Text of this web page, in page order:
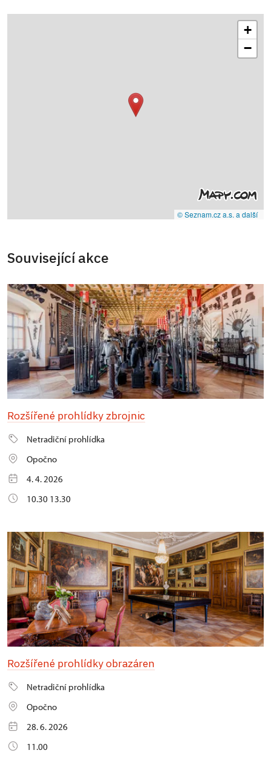
+
−
© Seznam.cz a.s. a další
Související akce
Rozšířené prohlídky zbrojnic
Netradiční prohlídka
Opočno
4. 4. 2026
10.30 13.30
Rozšířené prohlídky obrazáren
Netradiční prohlídka
Opočno
28. 6. 2026
11.00